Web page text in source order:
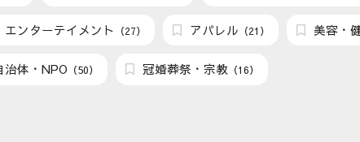
エンターテイメント （27） アパレル （21） 美容・
治体・NPO （50） 冠婚葬祭・宗教 （16）